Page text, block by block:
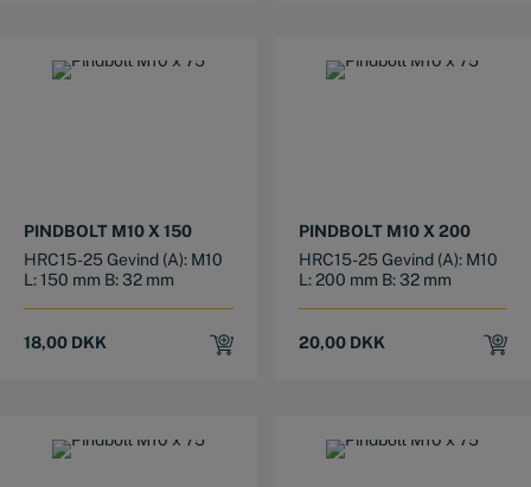
PINDBOLT M10 X 150
HRC15-25 Gevind (A): M10
L: 150 mm B: 32 mm
18,00 DKK
PINDBOLT M10 X 200
HRC15-25 Gevind (A): M10
L: 200 mm B: 32 mm
20,00 DKK